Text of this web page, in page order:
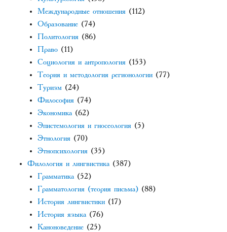
Международные отношения (112)
Образование (74)
Политология (86)
Право (11)
Социология и антропология (153)
Теория и методология регионологии (77)
Туризм (24)
Философия (74)
Экономика (62)
Эпистемология и гносеология (5)
Этнология (70)
Этнопсихология (35)
Филология и лингвистика (387)
Грамматика (52)
Грамматология (теория письма) (88)
История лингвистики (17)
История языка (76)
Каноноведение (25)